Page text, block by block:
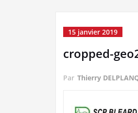
15 janvier 2019
cropped-
Par Thierry